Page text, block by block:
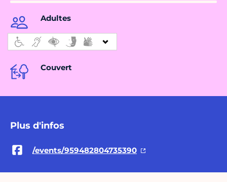
Adultes
Couvert
Plus d'infos
/events/959482804735390